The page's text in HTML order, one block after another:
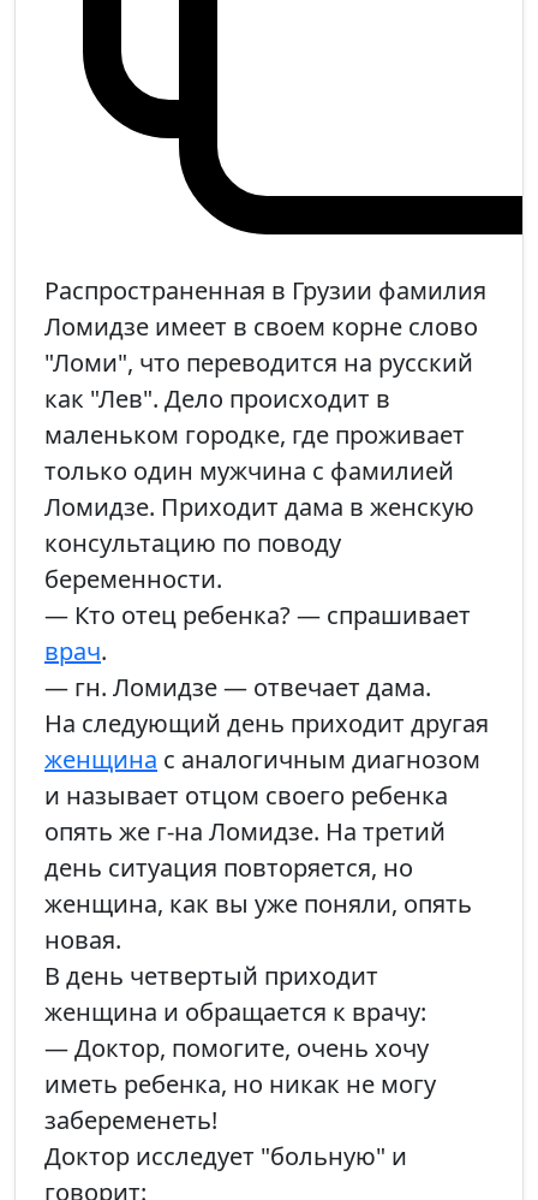
Распространенная в Грузии фамилия
Ломидзе имеет в своем корне слово
"Ломи", что переводится на русский
как "Лев". Дело происходит в
маленьком городке, где проживает
только один мужчина с фамилией
Ломидзе. Приходит дама в женскую
консультацию по поводу
беременности.
— Кто отец ребенка? — спрашивает
врач.
— гн. Ломидзе — отвечает дама.
На следующий день приходит другая
женщина с аналогичным диагнозом
и называет отцом своего ребенка
опять же г-на Ломидзе. На третий
день ситуация повторяется, но
женщина, как вы уже поняли, опять
новая.
В день четвертый приходит
женщина и обращается к врачу:
— Доктор, помогите, очень хочу
иметь ребенка, но никак не могу
забеременеть!
Доктор исследует "больную" и
говорит: